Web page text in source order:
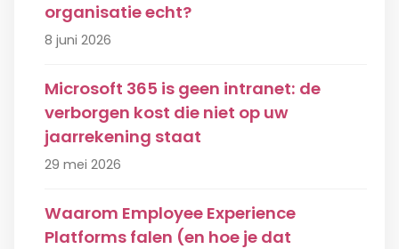
organisatie echt?
8 juni 2026
Microsoft 365 is geen intranet: de
verborgen kost die niet op uw
jaarrekening staat
29 mei 2026
Waarom Employee Experience
Platforms falen (en hoe je dat